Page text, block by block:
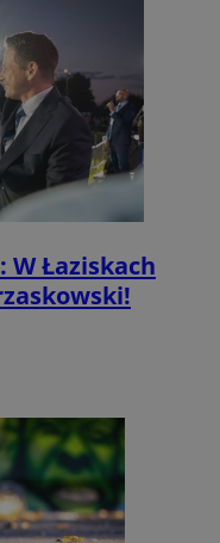
Łaziskach